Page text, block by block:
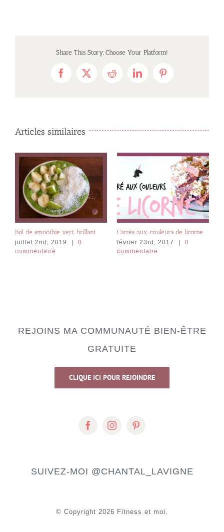
Share This Story, Choose Your Platform!
Facebook
X RedditLinkedInPinterest
Articles similaires
Bol de smoothie vert brillant
juillet 2nd, 2019
0
commentaire
Carrés aux couleurs de licorne
février 23rd, 2017
0
commentaire
REJOINS MA COMMUNAUTÉ BIEN-ÊTRE
GRATUITE
CLIQUE ICI POUR REJOINDRE
SUIVEZ-MOI @CHANTAL_LAVIGNE
© Copyright 2026 Fitness et moi.